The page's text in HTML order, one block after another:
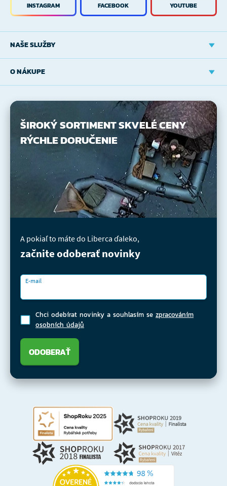
NAŠE SLUŽBY
O NÁKUPE
INSTAGRAM FACEBOOK YOUTUBE
ŠIROKÝ SORTIMENTSKVELÉ CENY
RÝCHLE DORUČENIE
A pokiaľ to máte do Liberca ďaleko,
začnite odoberať novinky
E-mail
Chci odebírat novinky a souhlasím se zpracováním
osobních údajů
ODOBERAŤ